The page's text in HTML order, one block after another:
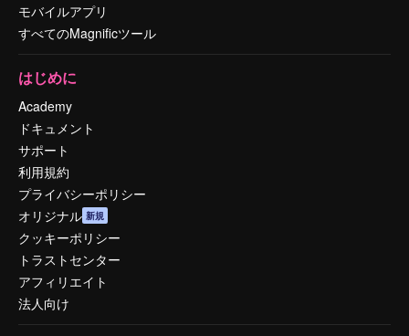
モバイルアプリ
すべてのMagnificツール
はじめに
Academy
ドキュメント
サポート
利用規約
プライバシーポリシー
オリジナル 新規
クッキーポリシー
トラストセンター
アフィリエイト
法人向け